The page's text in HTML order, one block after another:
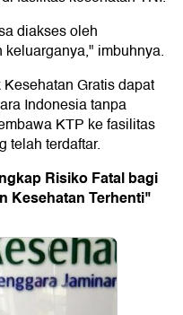
diakses oleh
imbuhnya.
Gratis dapat
Indonesia tanpa
KTP ke fasilitas
telah terdaftar.
Risiko Fatal bagi
Kesehatan Terhenti"